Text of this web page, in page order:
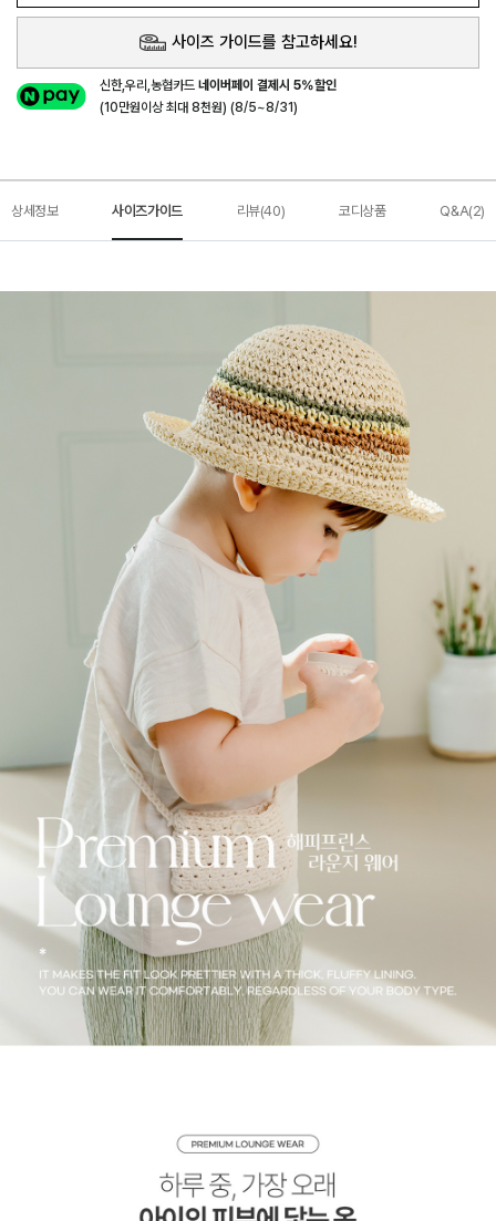
사이즈 가이드를 참고하세요!
신한,우리,농협카드네이버페이 결제시 5%할인
(10만원이상 최대 8천원) (8/5~8/31)
상세정보 사이즈가이드 리뷰(40) 코디상품 Q&A(2)